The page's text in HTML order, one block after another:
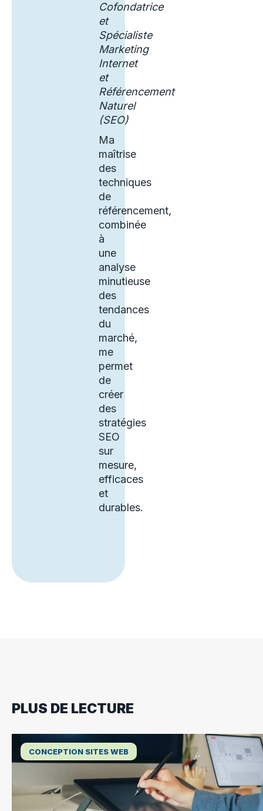
Cofondatrice
et
Spécialiste
Marketing
Internet
et
Référencement
Naturel
(SEO)
Ma
maîtrise
des
techniques
de
référencement,
combinée
à
une
analyse
minutieuse
des
tendances
du
marché,
me
permet
de
créer
des
stratégies
SEO
sur
mesure,
efficaces
et
durables.
PLUS DE LECTURE
CONCEPTION SITES WEB